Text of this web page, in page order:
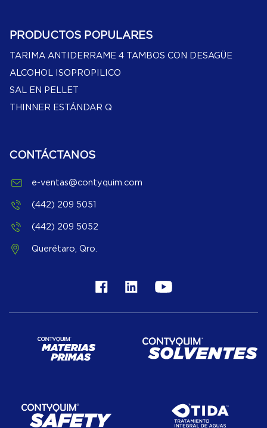
PRODUCTOS POPULARES
TARIMA ANTIDERRAME 4 TAMBOS CON DESAGÜE
ALCOHOL ISOPROPILICO
SAL EN PELLET
THINNER ESTÁNDAR Q
CONTÁCTANOS
e-ventas@contyquim.com
(442) 209 5051
(442) 209 5052
Querétaro, Qro.